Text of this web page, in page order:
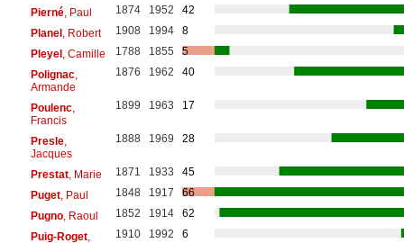
Pierné, Paul 1874 1952
42
Planel, Robert 1908 1994
8
Pleyel, Camille 1788 1855
5
Polignac,
Armande
1876 1962 40
Poulenc,
Francis
1899 1963 17
Presle,
Jacques
1888 1969 28
Prestat, Marie 1871 1933
45
Puget, Paul 1848 1917
66
Pugno, Raoul 1852 1914
62
Puig-Roget,
1910 1992 6